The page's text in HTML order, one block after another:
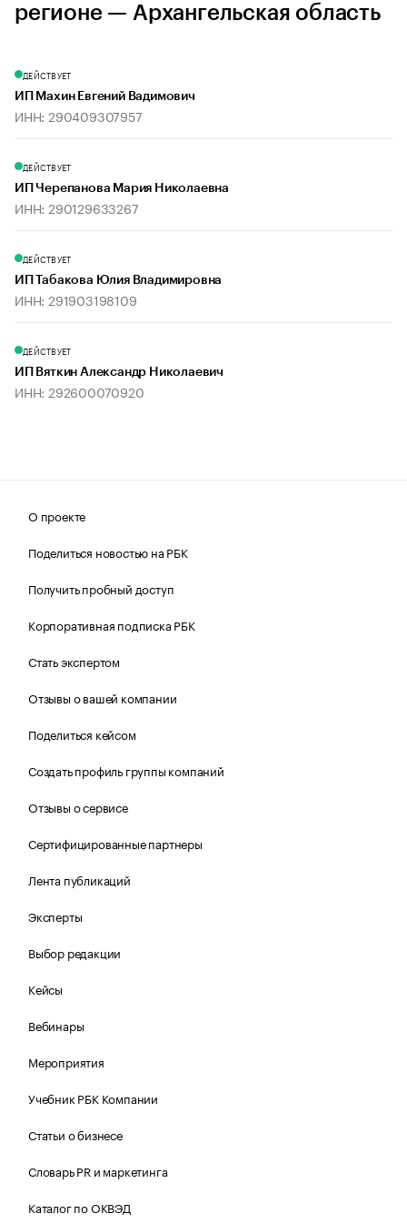
регионе — Архангельская область
ДЕЙСТВУЕТ
ИП Махин Евгений Вадимович
ИНН: 290409307957
ДЕЙСТВУЕТ
ИП Черепанова Мария Николаевна
ИНН: 290129633267
ДЕЙСТВУЕТ
ИП Табакова Юлия Владимировна
ИНН: 291903198109
ДЕЙСТВУЕТ
ИП Вяткин Александр Николаевич
ИНН: 292600070920
О проекте
Поделиться новостью на РБК
Получить пробный доступ
Корпоративная подписка РБК
Стать экспертом
Отзывы о вашей компании
Поделиться кейсом
Создать профиль группы компаний
Отзывы о сервисе
Сертифицированные партнеры
Лента публикаций
Эксперты
Выбор редакции
Кейсы
Вебинары
Мероприятия
Учебник РБК Компании
Статьи о бизнесе
Словарь PR и маркетинга
Каталог по ОКВЭД